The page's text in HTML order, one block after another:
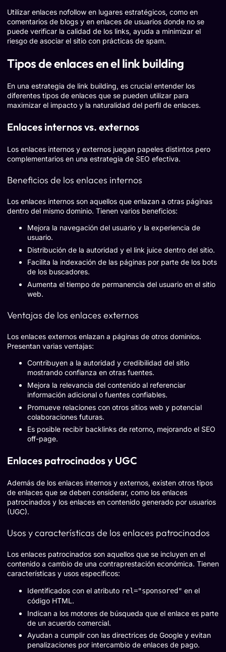
Utilizar enlaces nofollow en lugares estratégicos, como en
comentarios de blogs y en enlaces de usuarios donde no se
puede verificar la calidad de los links, ayuda a minimizar el
riesgo de asociar el sitio con prácticas de spam.
Tipos de enlaces en el link building
En una estrategia de link building, es crucial entender los
diferentes tipos de enlaces que se pueden utilizar para
maximizar el impacto y la naturalidad del perfil de enlaces.
Enlaces internos vs. externos
Los enlaces internos y externos juegan papeles distintos pero
complementarios en una estrategia de SEO efectiva.
Beneficios de los enlaces internos
Los enlaces internos son aquellos que enlazan a otras páginas
dentro del mismo dominio. Tienen varios beneficios:
Mejora la navegación del usuario y la experiencia de
usuario.
Distribución de la autoridad y el link juice dentro del sitio.
Facilita la indexación de las páginas por parte de los bots
de los buscadores.
Aumenta el tiempo de permanencia del usuario en el sitio
web.
Ventajas de los enlaces externos
Los enlaces externos enlazan a páginas de otros dominios.
Presentan varias ventajas:
Contribuyen a la autoridad y credibilidad del sitio
mostrando confianza en otras fuentes.
Mejora la relevancia del contenido al referenciar
información adicional o fuentes confiables.
Promueve relaciones con otros sitios web y potencial
colaboraciones futuras.
Es posible recibir backlinks de retorno, mejorando el SEO
off-page.
Enlaces patrocinados y UGC
Además de los enlaces internos y externos, existen otros tipos
de enlaces que se deben considerar, como los enlaces
patrocinados y los enlaces en contenido generado por usuarios
(UGC).
Usos y características de los enlaces patrocinados
Los enlaces patrocinados son aquellos que se incluyen en el
contenido a cambio de una contraprestación económica. Tienen
características y usos específicos:
Identificados con el atributo rel="sponsored" en el
código HTML.
Indican a los motores de búsqueda que el enlace es parte
de un acuerdo comercial.
Ayudan a cumplir con las directrices de Google y evitan
penalizaciones por intercambio de enlaces de pago.